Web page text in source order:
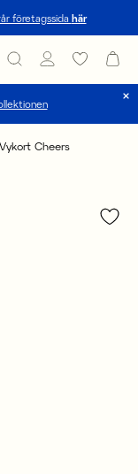
företagssida här
Vykort Cheers